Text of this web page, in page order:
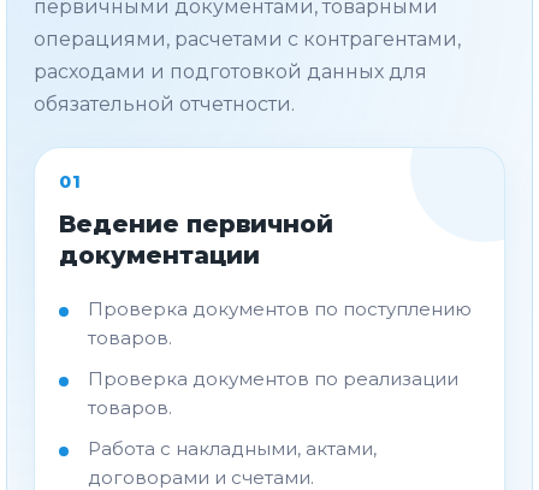
первичными документами, товарными
операциями, расчетами с контрагентами,
расходами и подготовкой данных для
обязательной отчетности.
01
Ведение первичной
документации
Проверка документов по поступлению
товаров.
Проверка документов по реализации
товаров.
Работа с накладными, актами,
договорами и счетами.